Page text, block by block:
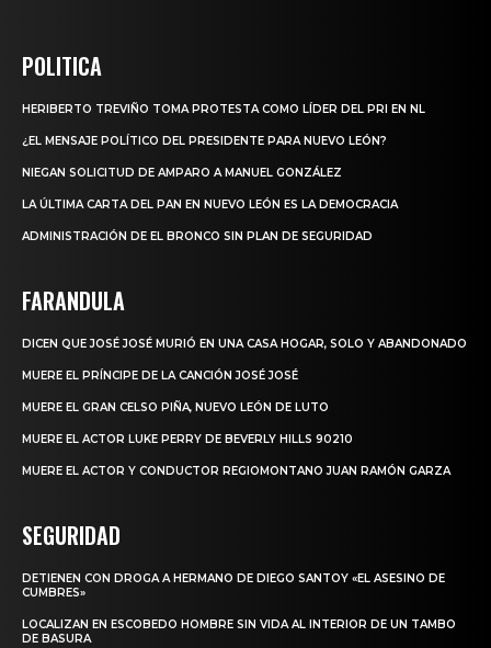
POLITICA
HERIBERTO TREVIÑO TOMA PROTESTA COMO LÍDER DEL PRI EN NL
¿EL MENSAJE POLÍTICO DEL PRESIDENTE PARA NUEVO LEÓN?
NIEGAN SOLICITUD DE AMPARO A MANUEL GONZÁLEZ
LA ÚLTIMA CARTA DEL PAN EN NUEVO LEÓN ES LA DEMOCRACIA
ADMINISTRACIÓN DE EL BRONCO SIN PLAN DE SEGURIDAD
FARANDULA
DICEN QUE JOSÉ JOSÉ MURIÓ EN UNA CASA HOGAR, SOLO Y ABANDONADO
MUERE EL PRÍNCIPE DE LA CANCIÓN JOSÉ JOSÉ
MUERE EL GRAN CELSO PIÑA, NUEVO LEÓN DE LUTO
MUERE EL ACTOR LUKE PERRY DE BEVERLY HILLS 90210
MUERE EL ACTOR Y CONDUCTOR REGIOMONTANO JUAN RAMÓN GARZA
SEGURIDAD
DETIENEN CON DROGA A HERMANO DE DIEGO SANTOY «EL ASESINO DE
CUMBRES»
LOCALIZAN EN ESCOBEDO HOMBRE SIN VIDA AL INTERIOR DE UN TAMBO
DE BASURA